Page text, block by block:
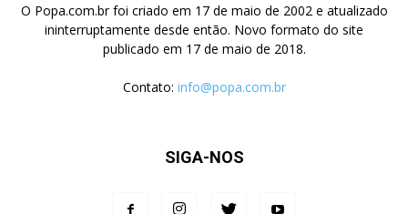
O Popa.com.br foi criado em 17 de maio de 2002 e atualizado
ininterruptamente desde então. Novo formato do site
publicado em 17 de maio de 2018.
Contato: info@popa.com.br
SIGA-NOS